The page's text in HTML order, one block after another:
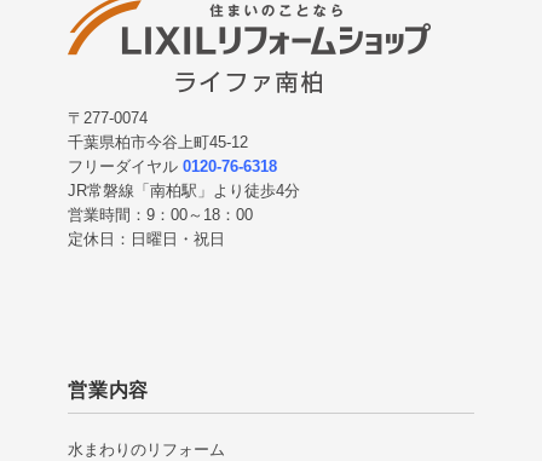
〒277-0074
千葉県柏市今谷上町45-12
フリーダイヤル 0120-76-6318
JR常磐線「南柏駅」より徒歩4分
営業時間：9：00～18：00
定休日：日曜日・祝日
営業内容
水まわりのリフォーム